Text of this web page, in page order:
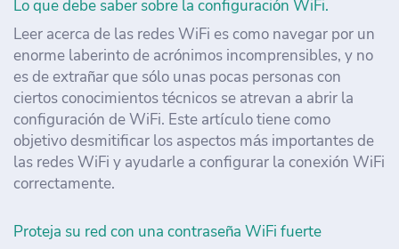
Lo que debe saber sobre la configuración WiFi.
Leer acerca de las redes WiFi es como navegar por un
enorme laberinto de acrónimos incomprensibles, y no
es de extrañar que sólo unas pocas personas con
ciertos conocimientos técnicos se atrevan a abrir la
configuración de WiFi. Este artículo tiene como
objetivo desmitificar los aspectos más importantes de
las redes WiFi y ayudarle a configurar la conexión WiFi
correctamente.
Proteja su red con una contraseña WiFi fuerte